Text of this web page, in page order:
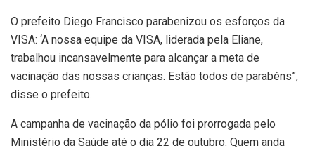
O prefeito Diego Francisco parabenizou os esforços da
VISA: ‘A nossa equipe da VISA, liderada pela Eliane,
trabalhou incansavelmente para alcançar a meta de
vacinação das nossas crianças. Estão todos de parabéns”,
disse o prefeito.
A campanha de vacinação da pólio foi prorrogada pelo
Ministério da Saúde até o dia 22 de outubro. Quem anda